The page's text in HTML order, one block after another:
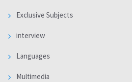
Exclusive Subjects
interview
Languages
Multimedia